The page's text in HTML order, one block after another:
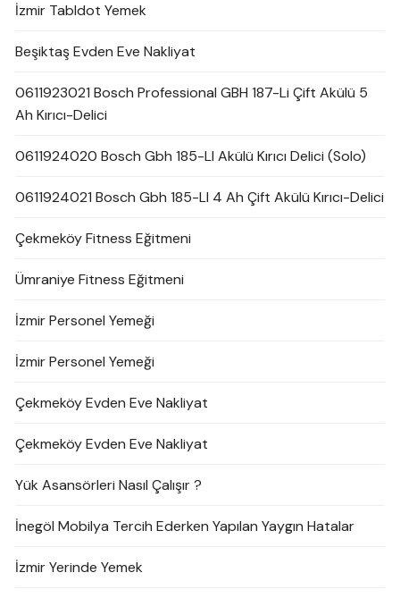
İzmir Tabldot Yemek
Beşiktaş Evden Eve Nakliyat
0611923021 Bosch Professional GBH 187-Li Çift Akülü 5
Ah Kırıcı-Delici
0611924020 Bosch Gbh 185-LI Akülü Kırıcı Delici (Solo)
0611924021 Bosch Gbh 185-LI 4 Ah Çift Akülü Kırıcı-Delici
Çekmeköy Fitness Eğitmeni
Ümraniye Fitness Eğitmeni
İzmir Personel Yemeği
İzmir Personel Yemeği
Çekmeköy Evden Eve Nakliyat
Çekmeköy Evden Eve Nakliyat
Yük Asansörleri Nasıl Çalışır ?
İnegöl Mobilya Tercih Ederken Yapılan Yaygın Hatalar
İzmir Yerinde Yemek